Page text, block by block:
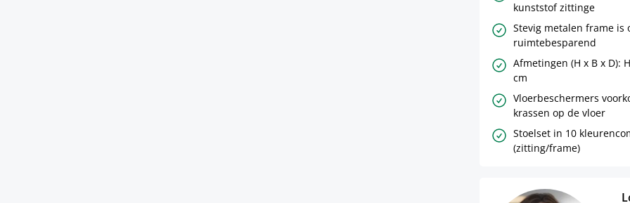
kunststof zittinge
Stevig metalen frame is
ruimtebesparend
Afmetingen (H x B x D):
cm
Vloerbeschermers
krassen op de vloer
Stoelset in 10
(zitting/frame)